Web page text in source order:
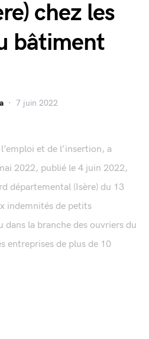
chez les
bâtiment
7 juin 2022
et de l’insertion, a
2022, publié le 4 juin 2022,
départemental (Isère) du 13
indemnités de petits
dans la branche des ouvriers du
entreprises de plus de 10